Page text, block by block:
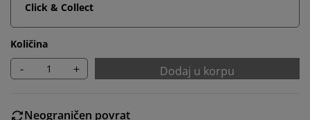
Click & Collect
Količina
- + Dodaj u korpu
Neograničen povrat